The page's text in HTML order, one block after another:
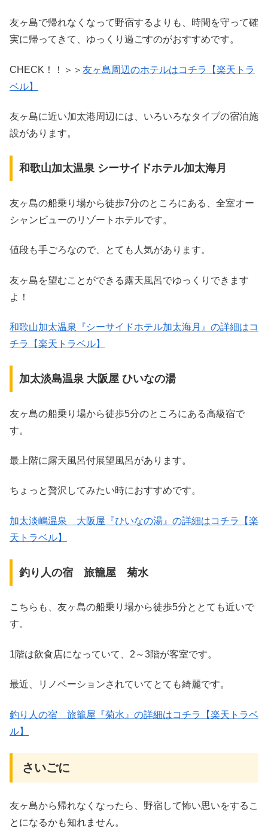
友ヶ島で帰れなくなって野宿するよりも、時間を守って確
実に帰ってきて、ゆっくり過ごすのがおすすめです。
CHECK！！＞＞ 友ヶ島周辺のホテルはコチラ【楽天トラ
ベル】
友ヶ島に近い加太港周辺には、いろいろなタイプの宿泊施
設があります。
和歌山加太温泉 シーサイドホテル加太海月
友ヶ島の船乗り場から徒歩7分のところにある、全室オー
シャンビューのリゾートホテルです。
値段も手ごろなので、とても人気があります。
友ヶ島を望むことができる露天風呂でゆっくりできます
よ！
和歌山加太温泉『シーサイドホテル加太海月』の詳細はコ
チラ【楽天トラベル】
加太淡島温泉 大阪屋 ひいなの湯
友ヶ島の船乗り場から徒歩5分のところにある高級宿で
す。
最上階に露天風呂付展望風呂があります。
ちょっと贅沢してみたい時におすすめです。
加太淡嶋温泉 大阪屋『ひいなの湯』の詳細はコチラ【楽
天トラベル】
釣り人の宿 旅籠屋 菊水
こちらも、友ヶ島の船乗り場から徒歩5分ととても近いで
す。
1階は飲食店になっていて、2～3階が客室です。
最近、リノベーションされていてとても綺麗です。
釣り人の宿 旅籠屋『菊水』の詳細はコチラ【楽天トラベ
ル】
さいごに
友ヶ島から帰れなくなったら、野宿して怖い思いをするこ
とになるかも知れません。